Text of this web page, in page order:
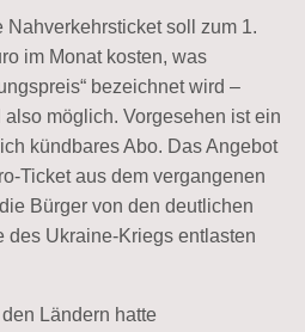
Nahverkehrsticket soll zum 1.
im Monat kosten, was
bezeichnet wird –
möglich. Vorgesehen ist ein
kündbares Abo. Das Angebot
Ticket aus dem vergangenen
Bürger von den deutlichen
des Ukraine-Kriegs entlasten
Ländern hatte